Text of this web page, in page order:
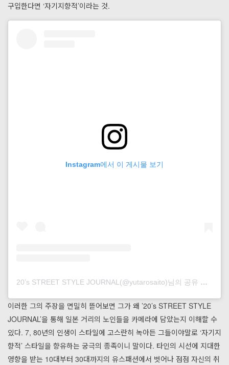
구입한다면 ‘자기지향적’이라는 것.
Instagram에서 이 게시물 보기
20’s STREET STYLE JOURNAL(@yutarosaito)님의 공유 게시물
이러한 그의 주장을 면밀히 뜯어보면 그가 왜 ’20’s STREET STYLE
JOURNAL’을 통해 일본 거리의 노인들을 카메라에 담았는지 이해할 수
있다. 7, 80년의 인생이 스타일에 고스란히 녹아든 그들이야말로 ‘자기지
향적’ 스타일을 향유하는 궁극의 종족이니 말이다. 타인의 시선에 지대한
영향을 받는 10대부터 30대까지의 유스패션에서 벗어나 점점 자신의 취